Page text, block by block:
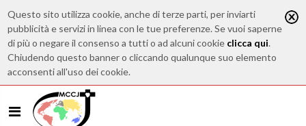
Questo sito utilizza cookie, anche di terze parti, per inviarti
pubblicità e servizi in linea con le tue preferenze. Se vuoi saperne
di più o negare il consenso a tutti o ad alcuni cookie clicca qui.
Chiudendo questo banner o cliccando qualunque suo elemento
acconsenti all'uso dei cookie.